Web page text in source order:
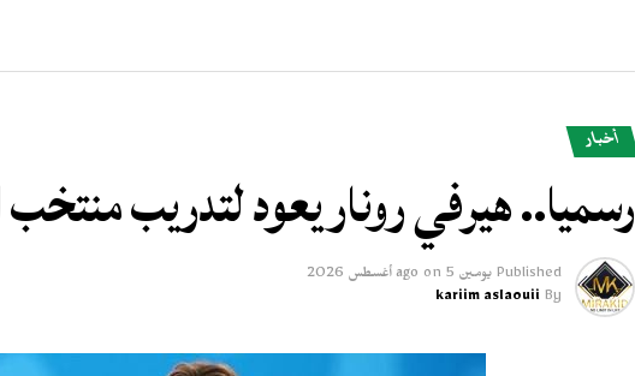
أخبار
رسميا.. هيرفي رونار يعود لتدريب
Published يومين ago on 5 أغسطس 2026
By
kariim aslaouii